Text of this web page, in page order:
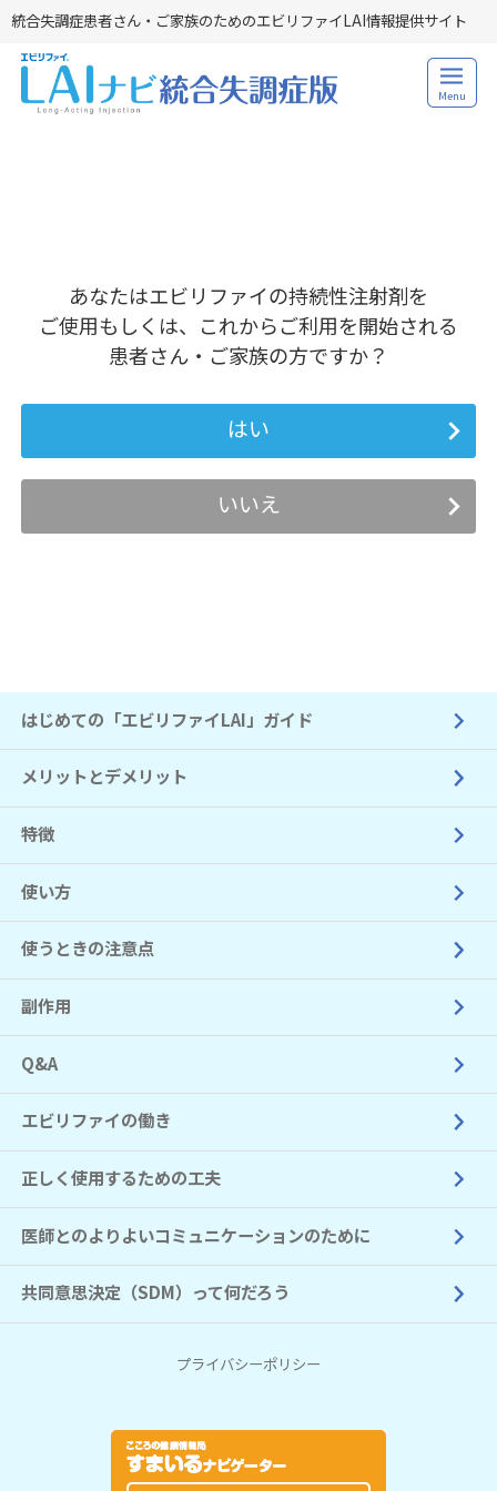
統合失調症患者さん・ご家族のためのエビリファイLAI情報提供サイト
Menu
あなたはエビリファイの持続性注射剤を
ご使用もしくは、これからご利用を開始される
患者さん・ご家族の方ですか？
はい
いいえ
はじめての「エビリファイLAI」ガイド
メリットとデメリット
特徴
使い方
使うときの注意点
副作用
Q&A
エビリファイの働き
正しく使用するための工夫
医師とのよりよいコミュニケーションのために
共同意思決定（SDM）って何だろう
プライバシーポリシー